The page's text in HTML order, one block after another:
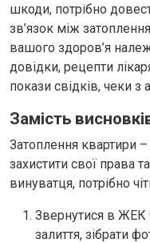
шкоди, потрібно
зв’язок між
вашого здоров’я
довідки, рецепти
покази свідків, чеки з
Замість
Затоплення квартири
захистити свої права
винуватця, потрібно
Звернутися в ЖЕК
залиття, зібрати